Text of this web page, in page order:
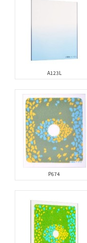
A123L
P674